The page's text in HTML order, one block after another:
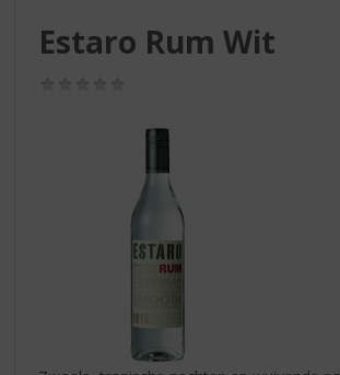
Estaro Rum Wit